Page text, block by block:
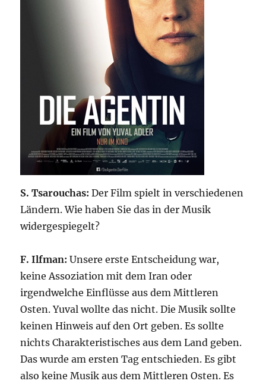
S. Tsarouchas: Der Film spielt in verschiedenen
Ländern. Wie haben Sie das in der Musik
widergespiegelt?
F. Ilfman: Unsere erste Entscheidung war,
keine Assoziation mit dem Iran oder
irgendwelche Einflüsse aus dem Mittleren
Osten. Yuval wollte das nicht. Die Musik sollte
keinen Hinweis auf den Ort geben. Es sollte
nichts Charakteristisches aus dem Land geben.
Das wurde am ersten Tag entschieden. Es gibt
also keine Musik aus dem Mittleren Osten. Es